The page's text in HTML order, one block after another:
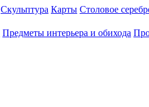
Скульптура Карты Столовое
Предметы интерьера и обихода